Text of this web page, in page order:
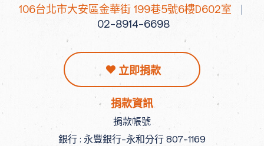
106台北市大安區金華街 199巷5號6樓D602室 |
02-8914-6698
立即捐款
捐款資訊
捐款帳號
銀行 : 永豐銀行-永和分行 807-1169